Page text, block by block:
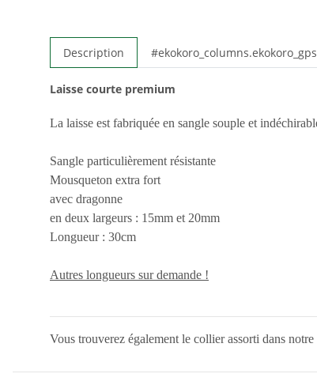
Description
Laisse courte premium
La laisse est fabriquée en sangle souple et
Sangle particulièrement résistante
Mousqueton extra fort
avec dragonne
en deux largeurs : 15mm et 20mm
Longueur : 30cm
Autres longueurs sur demande !
Vous trouverez également le collier assorti dans